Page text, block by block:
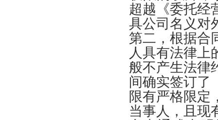
超越 《委托经
具公司名义对
第二 ， 根据合
人具有法律上
般不产生法律
间确实签订了
限有严格限定
当事人 ，
且现